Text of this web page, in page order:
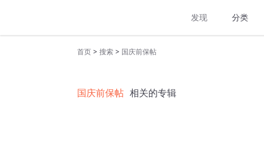
发现 分类
首页 > 搜索 > 国庆前保帖
国庆前保帖 相关的专辑